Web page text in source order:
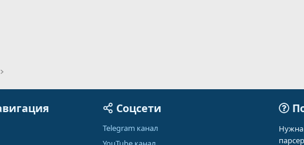
Соцсети
Telegram канал